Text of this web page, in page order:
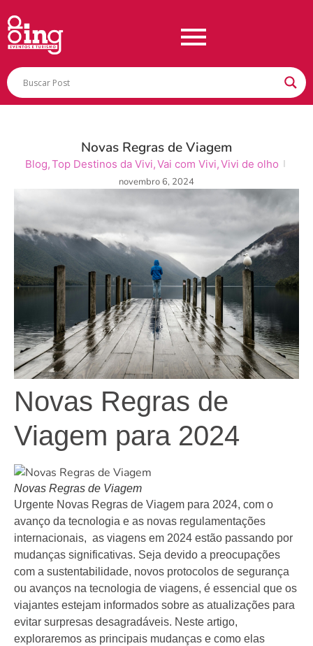
Novas Regras de Viagem
Blog,Top Destinos da Vivi,Vai com Vivi,Vivi de olho
novembro 6, 2024
Novas Regras de
Viagem para 2024
Novas Regras de Viagem
Urgente Novas Regras de Viagem para 2024, com o
avanço da tecnologia e as novas regulamentações
internacionais, as viagens em 2024 estão passando por
mudanças significativas. Seja devido a preocupações
com a sustentabilidade, novos protocolos de segurança
ou avanços na tecnologia de viagens, é essencial que os
viajantes estejam informados sobre as atualizações para
evitar surpresas desagradáveis. Neste artigo,
exploraremos as principais mudanças e como elas